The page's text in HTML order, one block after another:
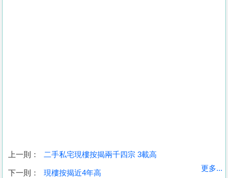
收
上一則： 二手私宅現樓按揭兩千四宗 3載高
下一則： 現樓按揭近4年高
更多...